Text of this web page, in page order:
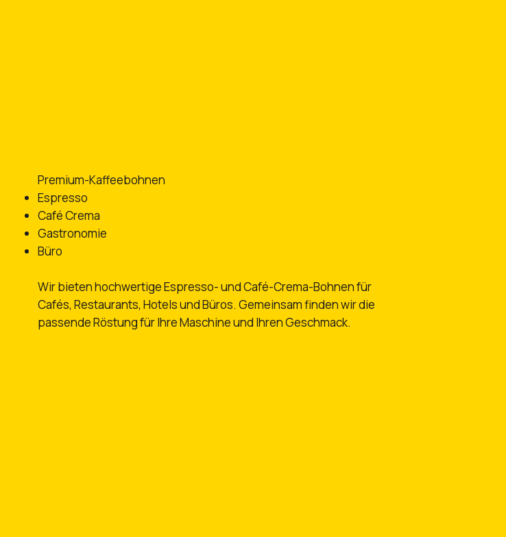
Premium-Kaffeebohnen
Espresso
Café Crema
Gastronomie
Büro
Wir bieten hochwertige Espresso- und Café-Crema-Bohnen für
Cafés, Restaurants, Hotels und Büros. Gemeinsam finden wir die
passende Röstung für Ihre Maschine und Ihren Geschmack.​